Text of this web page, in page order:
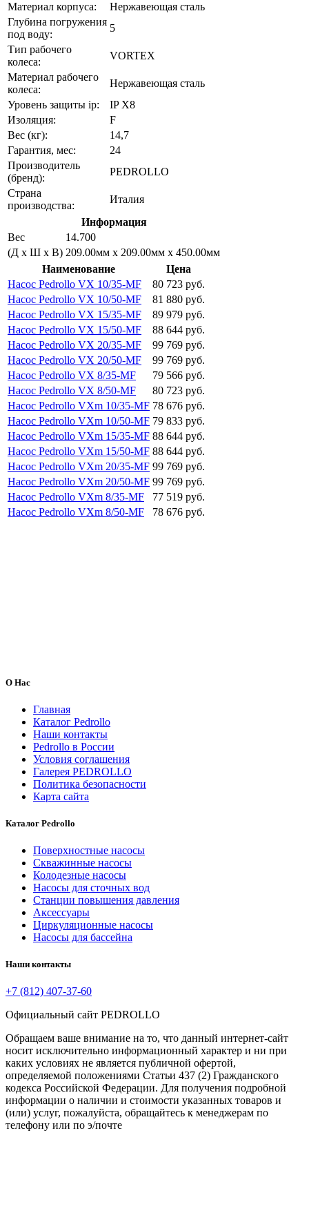
Материал корпуса:
Нержавеющая сталь
Глубина погружения
под воду:
5
Тип рабочего
колеса:
VORTEX
Материал рабочего
колеса:
Нержавеющая сталь
Уровень защиты ip:
IP X8
Изоляция:
F
Вес (кг):
14,7
Гарантия, мес:
24
Производитель
(бренд):
PEDROLLO
Страна
производства:
Италия
Информация
Вес
14.700
(Д х Ш х В) 209.00мм x 209.00мм x 450.00мм
Наименование
Цена
Насос Pedrollo VX 10/35-MF
80 723 руб.
Насос Pedrollo VX 10/50-MF
81 880 руб.
Насос Pedrollo VX 15/35-MF
89 979 руб.
Насос Pedrollo VX 15/50-MF
88 644 руб.
Насос Pedrollo VX 20/35-MF
99 769 руб.
Насос Pedrollo VX 20/50-MF
99 769 руб.
Насос Pedrollo VX 8/35-MF
79 566 руб.
Насос Pedrollo VX 8/50-MF
80 723 руб.
Насос Pedrollo VXm 10/35-MF 78 676 руб.
Насос Pedrollo VXm 10/50-MF 79 833 руб.
Насос Pedrollo VXm 15/35-MF 88 644 руб.
Насос Pedrollo VXm 15/50-MF 88 644 руб.
Насос Pedrollo VXm 20/35-MF 99 769 руб.
Насос Pedrollo VXm 20/50-MF 99 769 руб.
Насос Pedrollo VXm 8/35-MF
77 519 руб.
Насос Pedrollo VXm 8/50-MF
78 676 руб.
О Нас
Главная
Каталог Pedrollo
Наши контакты
Pedrollo в России
Условия соглашения
Галерея PEDROLLO
Политика безопасности
Карта сайта
Каталог Pedrollo
Поверхностные насосы
Скважинные насосы
Колодезные насосы
Насосы для сточных вод
Станции повышения давления
Аксессуары
Циркуляционные насосы
Насосы для бассейна
Наши контакты
+7 (812) 407-37-60
Официальный сайт PEDROLLO
Обращаем ваше внимание на то, что данный интернет-сайт
носит исключительно информационный характер и ни при
каких условиях не является публичной офертой,
определяемой положениями Статьи 437 (2) Гражданского
кодекса Российской Федерации. Для получения подробной
информации о наличии и стоимости указанных товаров и
(или) услуг, пожалуйста, обращайтесь к менеджерам по
телефону или по э/почте